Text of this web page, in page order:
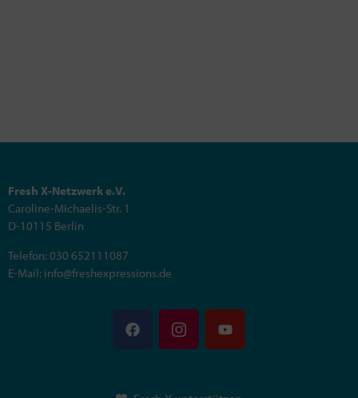
Fresh X-Netzwerk e.V.
Caroline-Michaelis-Str. 1
D-10115 Berlin
Telefon: 030 652111087
E-Mail: info@freshexpressions.de